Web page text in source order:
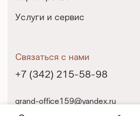
Услуги и сервис
Связаться с нами
+7 (342) 215-58-98
grand-office159@yandex.ru